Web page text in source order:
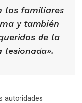
los familiares
y también
de la
lesionada».
autoridades